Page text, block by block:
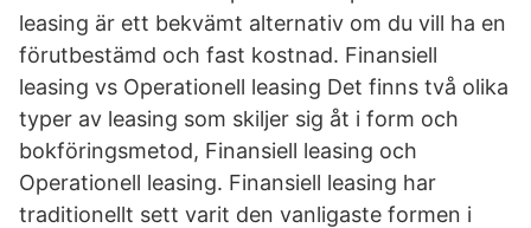
leasing är ett bekvämt alternativ om du vill ha en
förutbestämd och fast kostnad. Finansiell
leasing vs Operationell leasing Det finns två olika
typer av leasing som skiljer sig åt i form och
bokföringsmetod, Finansiell leasing och
Operationell leasing. Finansiell leasing har
traditionellt sett varit den vanligaste formen i